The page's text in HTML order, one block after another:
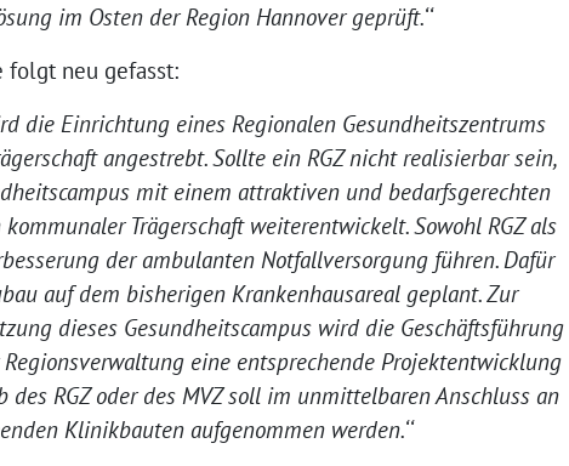
im Osten der Region Hannover geprüft.‘‘
folgt neu gefasst:
die Einrichtung eines Regionalen Gesundheitszentrums
angestrebt. Sollte ein RGZ nicht realisierbar sein,
mit einem attraktiven und bedarfsgerechten
Trägerschaft weiterentwickelt. Sowohl RGZ als
der ambulanten Notfallversorgung führen. Dafür
auf dem bisherigen Krankenhausareal geplant. Zur
dieses Gesundheitscampus wird die Geschäftsführung
eine entsprechende Projektentwicklung
des RGZ oder des MVZ soll im unmittelbaren Anschluss an
Klinikbauten aufgenommen werden.‘‘